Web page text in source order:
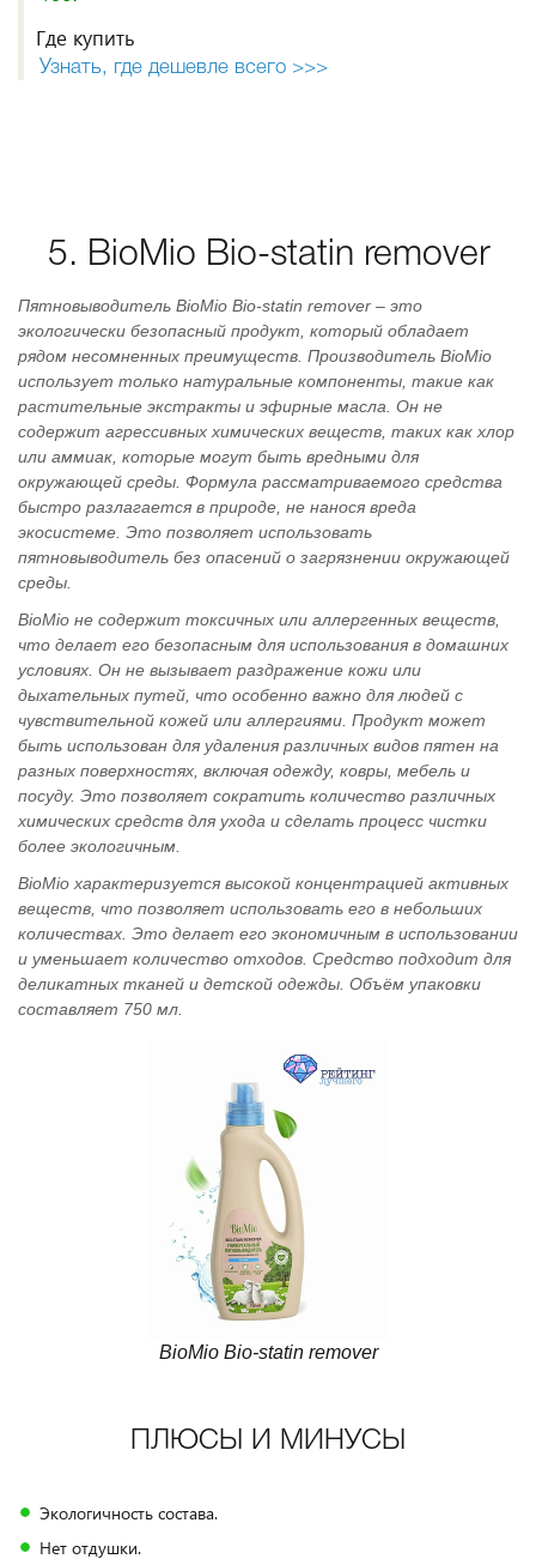
Где купить
Узнать, где дешевле всего >>>
5. BioMio Bio-statin remover
Пятновыводитель BioMio Bio-statin remover – это
экологически безопасный продукт, который обладает
рядом несомненных преимуществ. Производитель BioMio
использует только натуральные компоненты, такие как
растительные экстракты и эфирные масла. Он не
содержит агрессивных химических веществ, таких как хлор
или аммиак, которые могут быть вредными для
окружающей среды. Формула рассматриваемого средства
быстро разлагается в природе, не нанося вреда
экосистеме. Это позволяет использовать
пятновыводитель без опасений о загрязнении окружающей
среды.
BioMio не содержит токсичных или аллергенных веществ,
что делает его безопасным для использования в домашних
условиях. Он не вызывает раздражение кожи или
дыхательных путей, что особенно важно для людей с
чувствительной кожей или аллергиями. Продукт может
быть использован для удаления различных видов пятен на
разных поверхностях, включая одежду, ковры, мебель и
посуду. Это позволяет сократить количество различных
химических средств для ухода и сделать процесс чистки
более экологичным.
BioMio характеризуется высокой концентрацией активных
веществ, что позволяет использовать его в небольших
количествах. Это делает его экономичным в использовании
и уменьшает количество отходов. Средство подходит для
деликатных тканей и детской одежды. Объём упаковки
составляет 750 мл.
BioMio Bio-statin remover
ПЛЮСЫ И МИНУСЫ
Экологичность состава.
Нет отдушки.